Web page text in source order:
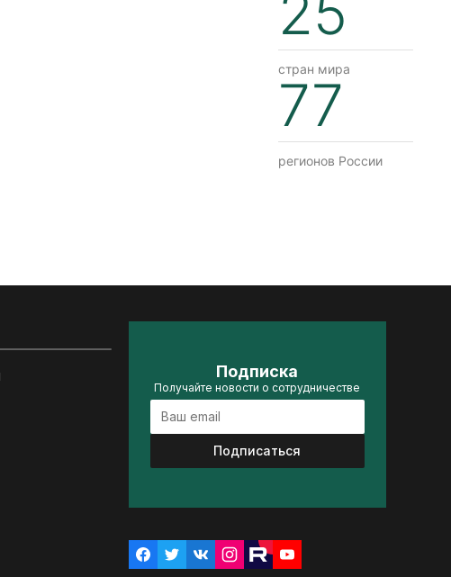
стран мира
77
регионов России
Подписка
Получайте новости о сотрудничестве
Подписаться